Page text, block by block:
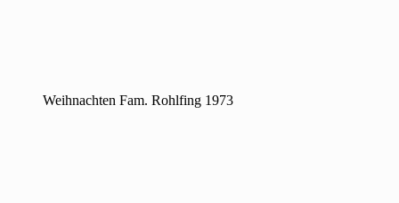
Weihnachten Fam. Rohlfing 1973